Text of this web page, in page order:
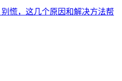
慌，这几个原因和解决方法帮